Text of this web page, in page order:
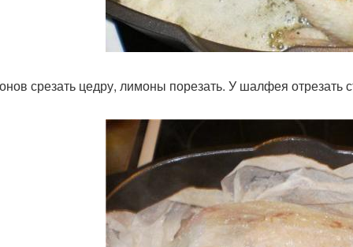
срезать цедру, лимоны порезать. У шалфея отрезать